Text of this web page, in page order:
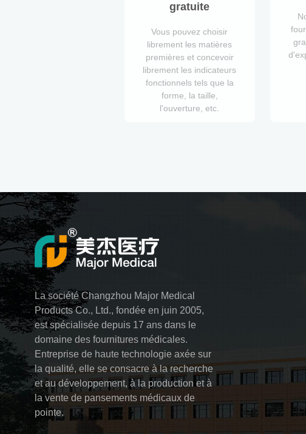
gratuite
Vous pouvez choisir
librement les matières
premières et concevoir
librement les indicateurs
fonctionnels tels que la
forme, la taille,
l'ouverture, etc.
La société Changzhou Major Medical
Products Co., Ltd., fondée en juin 2005,
est spécialisée depuis 17 ans dans le
domaine des fournitures médicales.
Entreprise de haute technologie axée sur
la qualité, elle se consacre à la recherche
et au développement, à la production et à
la vente de pansements médicaux de
pointe.